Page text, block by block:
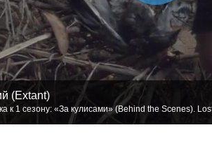
(Extant)
к 1 сезону: «За кулисами» (Behind the Scenes).